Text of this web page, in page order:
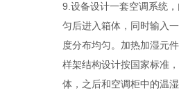
9. 设备设计一套空调系统
匀后进入箱体，同时输入
度分布均匀。加热加湿元
样架结构设计按国家标准
体，之后和空调柜中的温